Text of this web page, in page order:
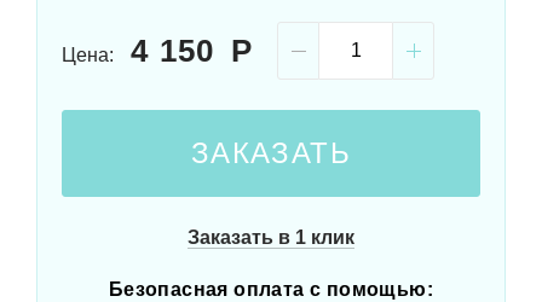
Цена: 4 150
ЗАКАЗАТЬ
Заказать в 1 клик
Безопасная оплата с помощью: